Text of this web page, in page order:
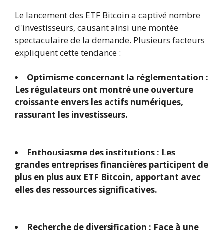
Le lancement des ETF Bitcoin a captivé nombre
d'investisseurs, causant ainsi une montée
spectaculaire de la demande. Plusieurs facteurs
expliquent cette tendance :
Optimisme concernant la réglementation :
Les régulateurs ont montré une ouverture
croissante envers les actifs numériques,
rassurant les investisseurs.
Enthousiasme des institutions : Les
grandes entreprises financières participent de
plus en plus aux ETF Bitcoin, apportant avec
elles des ressources significatives.
Recherche de diversification : Face à une